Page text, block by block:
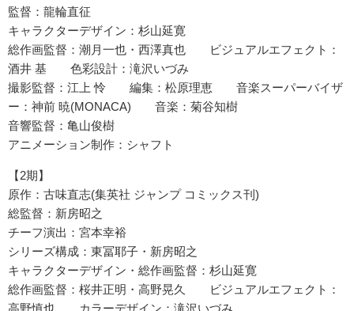
監督：龍輪直征
キャラクターデザイン：杉山延寛
総作画監督：潮月一也・西澤真也 ビジュアルエフェクト：
酒井 基 色彩設計：滝沢いづみ
撮影監督：江上 怜 編集：松原理恵 音楽スーパーバイザ
ー：神前 暁(MONACA) 音楽：菊谷知樹
音響監督：亀山俊樹
アニメーション制作：シャフト
【2期】
原作：古味直志(集英社 ジャンプ コミックス刊)
総監督：新房昭之
チーフ演出：宮本幸裕
シリーズ構成：東冨耶子・新房昭之
キャラクターデザイン・総作画監督：杉山延寛
総作画監督：桜井正明・高野晃久 ビジュアルエフェクト：
高野慎也 カラーデザイン：滝沢いづみ